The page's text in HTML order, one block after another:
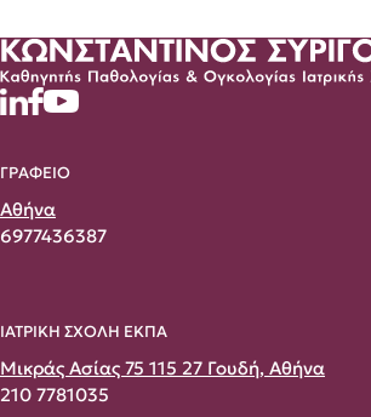
ΓΡΑΦΕΙΟ
Αθήνα
6977436387
ΙΑΤΡΙΚΗ ΣΧΟΛΗ ΕΚΠΑ
Μικράς Ασίας 75 115 27 Γουδή, Αθήνα
210 7781035